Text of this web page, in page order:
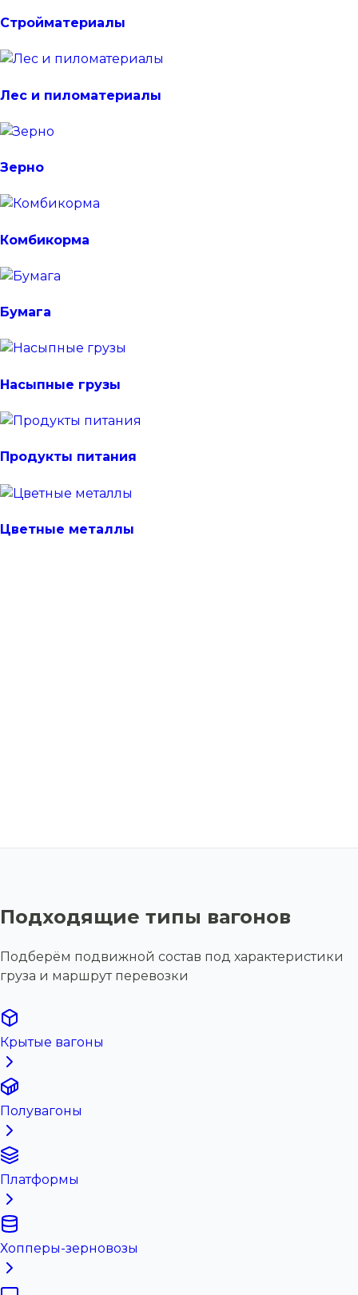
Стройматериалы
Лес и пиломатериалы
Зерно
Комбикорма
Бумага
Насыпные грузы
Продукты питания
Цветные металлы
Подходящие типы вагонов
Подберём подвижной состав под характеристики
груза и маршрут перевозки
Крытые вагоны
Полувагоны
Платформы
Хопперы-зерновозы